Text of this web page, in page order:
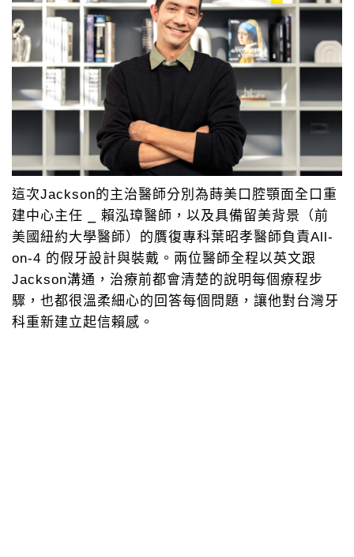
這次Jackson的主治醫師分別為蒔美口腔顎面全口重
建中心主任 ⎯ 賴泓璋醫師，以及具備留美背景（前
美國紐約大學醫師）的贋復專科葉昭孝醫師負責All-
on-4 的假牙設計與裝戴。兩位醫師全程以英文跟
Jackson溝通，治療前都會清楚的說明每個療程步
驟，也都很溫柔細心的回答每個問題，讓他對台灣牙
科重新建立起信賴感。